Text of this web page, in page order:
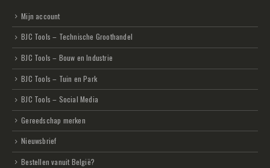
Mijn account
BJC Tools – Technische Groothandel
BJC Tools – Bouw en Industrie
BJC Tools – Tuin en Park
BJC Tools – Social Media
Gereedschap merken
Nieuwsbrief
Bestellen vanuit België?